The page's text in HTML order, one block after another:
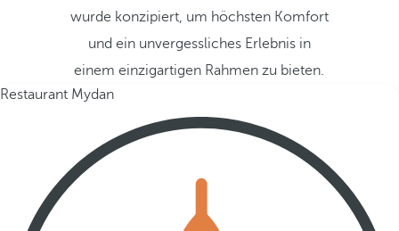
wurde konzipiert, um höchsten Komfort
und ein unvergessliches Erlebnis in
einem einzigartigen Rahmen zu bieten.
Restaurant Mydan